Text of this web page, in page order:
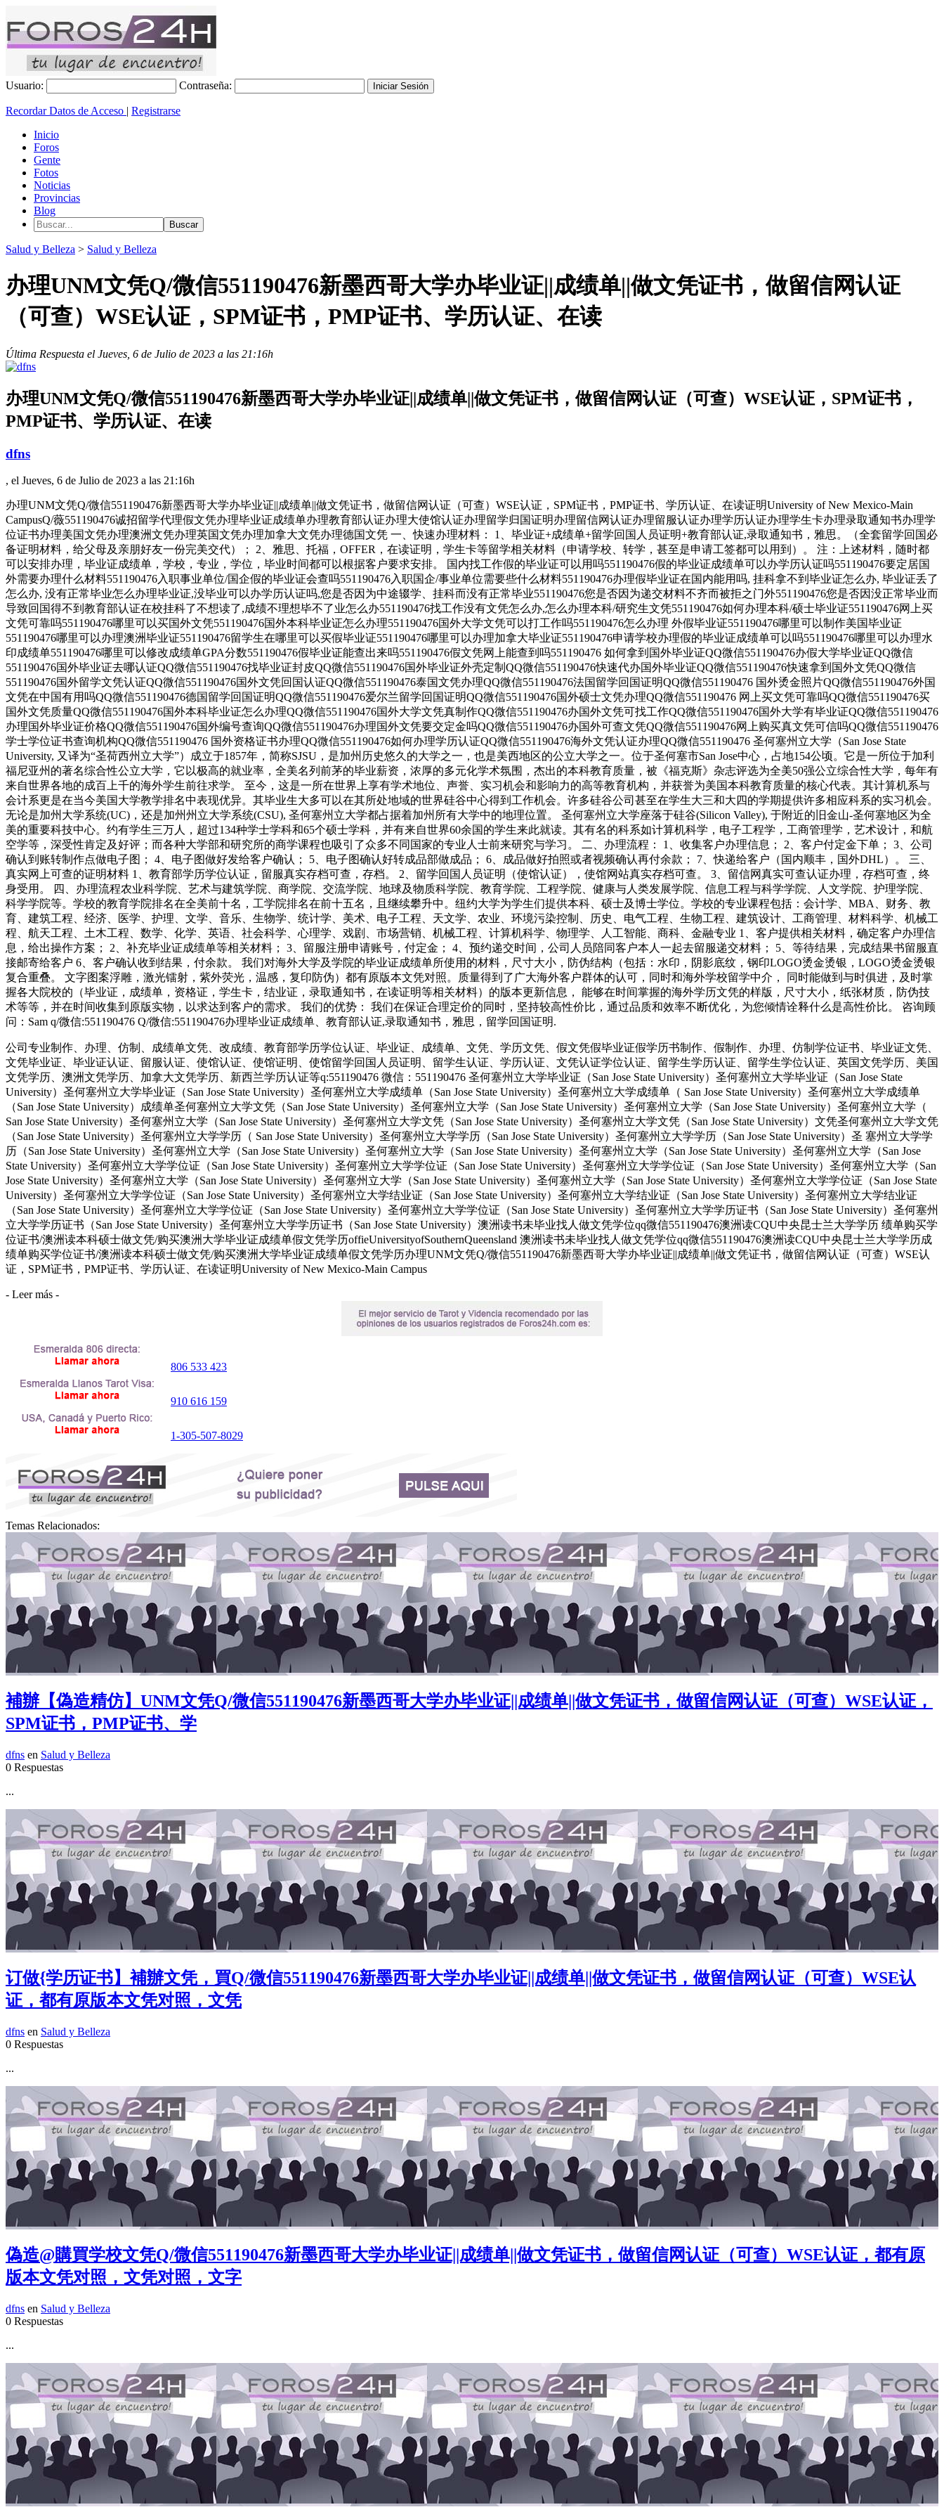
Usuario: Contraseña:
Recordar Datos de Acceso | Registrarse
Inicio
Foros
Gente
Fotos
Noticias
Provincias
Blog
Salud y Belleza > Salud y Belleza
办理UNM文凭Q/微信551190476新墨西哥大学办毕业证||成绩单||做文凭证书，做留信网认证
（可查）WSE认证，SPM证书，PMP证书、学历认证、在读
Última Respuesta el Jueves, 6 de Julio de 2023 a las 21:16h
办理UNM文凭Q/微信551190476新墨西哥大学办毕业证||成绩单||做文凭证书，做留信网认证（可查）WSE认证，SPM证书，
PMP证书、学历认证、在读
dfns
, el Jueves, 6 de Julio de 2023 a las 21:16h
办理UNM文凭Q/微信551190476新墨西哥大学办毕业证||成绩单||做文凭证书，做留信网认证（可查）WSE认证，SPM证书，PMP证书、学历认证、在读证明University of New Mexico-Main
CampusQ/薇551190476诚招留学代理假文凭办理毕业证成绩单办理教育部认证办理大使馆认证办理留学归国证明办理留信网认证办理留服认证办理学历认证办理学生卡办理录取通知书办理学
位证书办理美国文凭办理澳洲文凭办理英国文凭办理加拿大文凭办理德国文凭 一、快速办理材料： 1、毕业证+成绩单+留学回国人员证明+教育部认证,录取通知书，雅思。（全套留学回国必
备证明材料，给父母及亲朋好友一份完美交代）； 2、雅思、托福，OFFER，在读证明，学生卡等留学相关材料（申请学校、转学，甚至是申请工签都可以用到）。 注：上述材料，随时都
可以安排办理，毕业证成绩单，学校，专业，学位，毕业时间都可以根据客户要求安排。 国内找工作假的毕业证可以用吗551190476假的毕业证成绩单可以办学历认证吗551190476要定居国
外需要办理什么材料551190476入职事业单位/国企假的毕业证会查吗551190476入职国企/事业单位需要些什么材料551190476办理假毕业证在国内能用吗, 挂科拿不到毕业证怎么办, 毕业证丢了
怎么办, 没有正常毕业怎么办理毕业证,没毕业可以办学历认证吗,您是否因为中途辍学、挂科而没有正常毕业551190476您是否因为递交材料不齐而被拒之门外551190476您是否因没正常毕业而
导致回国得不到教育部认证在校挂科了不想读了,成绩不理想毕不了业怎么办551190476找工作没有文凭怎么办,怎么办理本科/研究生文凭551190476如何办理本科/硕士毕业证551190476网上买
文凭可靠吗551190476哪里可以买国外文凭551190476国外本科毕业证怎么办理551190476国外大学文凭可以打工作吗551190476怎么办理 外假毕业证551190476哪里可以制作美国毕业证
551190476哪里可以办理澳洲毕业证551190476留学生在哪里可以买假毕业证551190476哪里可以办理加拿大毕业证551190476申请学校办理假的毕业证成绩单可以吗551190476哪里可以办理水
印成绩单551190476哪里可以修改成绩单GPA分数551190476假毕业证能查出来吗551190476假文凭网上能查到吗551190476 如何拿到国外毕业证QQ微信551190476办假大学毕业证QQ微信
551190476国外毕业证去哪认证QQ微信551190476找毕业证封皮QQ微信551190476国外毕业证外壳定制QQ微信551190476快速代办国外毕业证QQ微信551190476快速拿到国外文凭QQ微信
551190476国外留学文凭认证QQ微信551190476国外文凭回国认证QQ微信551190476泰国文凭办理QQ微信551190476法国留学回国证明QQ微信551190476 国外烫金照片QQ微信551190476外国
文凭在中国有用吗QQ微信551190476德国留学回国证明QQ微信551190476爱尔兰留学回国证明QQ微信551190476国外硕士文凭办理QQ微信551190476 网上买文凭可靠吗QQ微信551190476买
国外文凭质量QQ微信551190476国外本科毕业证怎么办理QQ微信551190476国外大学文凭真制作QQ微信551190476办国外文凭可找工作QQ微信551190476国外大学有毕业证QQ微信551190476
办理国外毕业证价格QQ微信551190476国外编号查询QQ微信551190476办理国外文凭要交定金吗QQ微信551190476办国外可查文凭QQ微信551190476网上购买真文凭可信吗QQ微信551190476
学士学位证书查询机构QQ微信551190476 国外资格证书办理QQ微信551190476如何办理学历认证QQ微信551190476海外文凭认证办理QQ微信551190476 圣何塞州立大学（San Jose State
University, 又译为“圣荷西州立大学”）成立于1857年，简称SJSU，是加州历史悠久的大学之一，也是美西地区的公立大学之一。位于圣何塞市San Jose中心，占地154公顷。它是一所位于加利
福尼亚州的著名综合性公立大学，它以极高的就业率，全美名列前茅的毕业薪资，浓厚的多元化学术氛围，杰出的本科教育质量，被《福克斯》杂志评选为全美50强公立综合性大学，每年有
来自世界各地的成百上千的海外学生前往求学。 至今，这是一所在世界上享有学术地位、声誉、实习机会和影响力的高等教育机构，并获誉为美国本科教育质量的核心代表。其计算机系与
会计系更是在当今美国大学教学排名中表现优异。其毕业生大多可以在其所处地域的世界硅谷中心得到工作机会。许多硅谷公司甚至在学生大三和大四的学期提供许多相应科系的实习机会。
无论是加州大学系统(UC)，还是加州州立大学系统(CSU), 圣何塞州立大学都占据着加州所有大学中的地理位置。 圣何塞州立大学座落于硅谷(Silicon Valley), 于附近的旧金山-圣何塞地区为全
美的重要科技中心。约有学生三万人，超过134种学士学科和65个硕士学科，并有来自世界60余国的学生来此就读。其有名的科系如计算机科学，电子工程学，工商管理学，艺术设计，和航
空学等，深受性肯定及好评；而各种大学部和研究所的商学课程也吸引了众多不同国家的专业人士前来研究与学习。 二、办理流程： 1、收集客户办理信息； 2、客户付定金下单； 3、公司
确认到账转制作点做电子图； 4、电子图做好发给客户确认； 5、电子图确认好转成品部做成品； 6、成品做好拍照或者视频确认再付余款； 7、快递给客户（国内顺丰，国外DHL）。 三、
真实网上可查的证明材料 1、教育部学历学位认证，留服真实存档可查，存档。 2、留学回国人员证明（使馆认证），使馆网站真实存档可查。 3、留信网真实可查认证办理，存档可查，终
身受用。 四、办理流程农业科学院、艺术与建筑学院、商学院、交流学院、地球及物质科学院、教育学院、工程学院、健康与人类发展学院、信息工程与科学学院、人文学院、护理学院、
科学学院等。学校的教育学院排名在全美前十名，工学院排名在前十五名，且继续攀升中。纽约大学为学生们提供本科、硕士及博士学位。学校的专业课程包括：会计学、MBA、财务、教
育、建筑工程、经济、医学、护理、文学、音乐、生物学、统计学、美术、电子工程、天文学、农业、环境污染控制、历史、电气工程、生物工程、建筑设计、工商管理、材料科学、机械工
程、航天工程、土木工程、数学、化学、英语、社会科学、心理学、戏剧、市场营销、机械工程、计算机科学、物理学、人工智能、商科、金融专业 1、客户提供相关材料，确定客户办理信
息，给出操作方案； 2、补充毕业证成绩单等相关材料； 3、留服注册申请账号，付定金； 4、预约递交时间，公司人员陪同客户本人一起去留服递交材料； 5、等待结果，完成结果书留服直
接邮寄给客户 6、客户确认收到结果，付余款。 我们对海外大学及学院的毕业证成绩单所使用的材料，尺寸大小，防伪结构（包括：水印，阴影底纹，钢印LOGO烫金烫银，LOGO烫金烫银
复合重叠。 文字图案浮雕，激光镭射，紫外荧光，温感，复印防伪）都有原版本文凭对照。质量得到了广大海外客户群体的认可，同时和海外学校留学中介， 同时能做到与时俱进，及时掌
握各大院校的（毕业证，成绩单，资格证，学生卡，结业证，录取通知书，在读证明等相关材料）的版本更新信息， 能够在时间掌握的海外学历文凭的样版，尺寸大小，纸张材质，防伪技
术等等，并在时间收集到原版实物，以求达到客户的需求。 我们的优势： 我们在保证合理定价的同时，坚持较高性价比，通过品质和效率不断优化，为您倾情诠释什么是高性价比。 咨询顾
问：Sam q/微信:551190476 Q/微信:551190476办理毕业证成绩单、教育部认证,录取通知书，雅思，留学回国证明.
公司专业制作、办理、仿制、成绩单文凭、改成绩、教育部学历学位认证、毕业证、成绩单、文凭、学历文凭、假文凭假毕业证假学历书制作、假制作、办理、仿制学位证书、毕业证文凭、
文凭毕业证、毕业证认证、留服认证、使馆认证、使馆证明、使馆留学回国人员证明、留学生认证、学历认证、文凭认证学位认证、留学生学历认证、留学生学位认证、英国文凭学历、美国
文凭学历、澳洲文凭学历、加拿大文凭学历、新西兰学历认证等q:551190476 微信：551190476 圣何塞州立大学毕业证（San Jose State University）圣何塞州立大学毕业证（San Jose State
University）圣何塞州立大学毕业证（San Jose State University）圣何塞州立大学成绩单（San Jose State University）圣何塞州立大学成绩单（ San Jose State University）圣何塞州立大学成绩单
（San Jose State University）成绩单圣何塞州立大学文凭（San Jose State University）圣何塞州立大学（San Jose State University）圣何塞州立大学（San Jose State University）圣何塞州立大学（
San Jose State University）圣何塞州立大学（San Jose State University）圣何塞州立大学文凭（San Jose State University）圣何塞州立大学文凭（San Jose State University）文凭圣何塞州立大学文凭
（San Jose State University）圣何塞州立大学学历（ San Jose State University）圣何塞州立大学学历（San Jose State University）圣何塞州立大学学历（San Jose State University）圣 塞州立大学学
历（San Jose State University）圣何塞州立大学（San Jose State University）圣何塞州立大学（San Jose State University）圣何塞州立大学（San Jose State University）圣何塞州立大学（San Jose
State University）圣何塞州立大学学位证（San Jose State University）圣何塞州立大学学位证（San Jose State University）圣何塞州立大学学位证（San Jose State University）圣何塞州立大学（San
Jose State University）圣何塞州立大学（San Jose State University）圣何塞州立大学（San Jose State University）圣何塞州立大学（San Jose State University）圣何塞州立大学学位证（San Jose State
University）圣何塞州立大学学位证（San Jose State University）圣何塞州立大学结业证（San Jose State University）圣何塞州立大学结业证（San Jose State University）圣何塞州立大学结业证
（San Jose State University）圣何塞州立大学学位证（San Jose State University）圣何塞州立大学学位证（San Jose State University）圣何塞州立大学学历证书（San Jose State University）圣何塞州
立大学学历证书（San Jose State University）圣何塞州立大学学历证书（San Jose State University）澳洲读书未毕业找人做文凭学位qq微信551190476澳洲读CQU中央昆士兰大学学历 绩单购买学
位证书/澳洲读本科硕士做文凭/购买澳洲大学毕业证成绩单假文凭学历offieUniversityofSouthernQueensland 澳洲读书未毕业找人做文凭学位qq微信551190476澳洲读CQU中央昆士兰大学学历成
绩单购买学位证书/澳洲读本科硕士做文凭/购买澳洲大学毕业证成绩单假文凭学历办理UNM文凭Q/微信551190476新墨西哥大学办毕业证||成绩单||做文凭证书，做留信网认证（可查）WSE认
证，SPM证书，PMP证书、学历认证、在读证明University of New Mexico-Main Campus
- Leer más -
806 533 423
910 616 159
1-305-507-8029
Temas Relacionados:
補辦【偽造精仿】UNM文凭Q/微信551190476新墨西哥大学办毕业证||成绩单||做文凭证书，做留信网认证（可查）WSE认证，
SPM证书，PMP证书、学
dfns en Salud y Belleza
0 Respuestas
...
订做{学历证书】補辦文凭，買Q/微信551190476新墨西哥大学办毕业证||成绩单||做文凭证书，做留信网认证（可查）WSE认
证，都有原版本文凭对照，文凭
dfns en Salud y Belleza
0 Respuestas
...
偽造@購買学校文凭Q/微信551190476新墨西哥大学办毕业证||成绩单||做文凭证书，做留信网认证（可查）WSE认证，都有原
版本文凭对照，文凭对照，文字
dfns en Salud y Belleza
0 Respuestas
...